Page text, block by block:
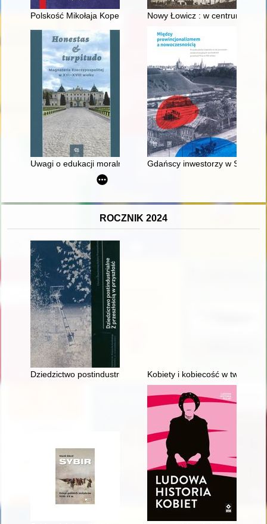
Polskość Mikołaja Kopernika z rodu ŚlązakaNowy Łowicz : w centrum
Uwagi o edukacji moralnej synów szlacheckich w XVI-
Gdańscy inwestorzy w
ROCZNIK 2024
Dziedzictwo postindustrialne : z przeszłością w przyszłość :
Kobiety i kobiecość w